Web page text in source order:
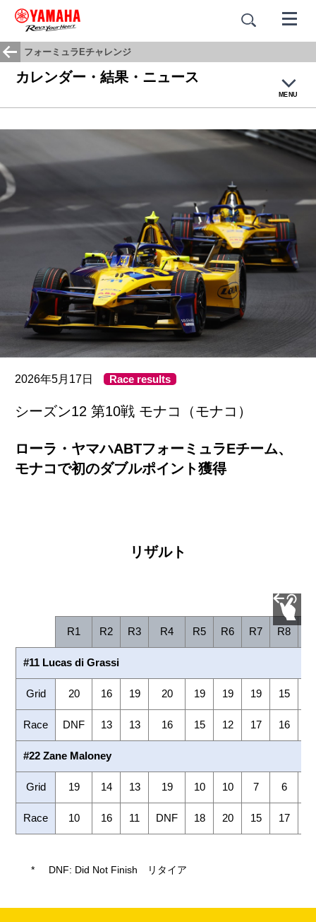
フォーミュラEチャレンジ
カレンダー・結果・ニュース
MENU
フォーミュラEとは
チーム・ドライバー紹介
カレンダー・結果・ニュース
フォトギャラリー
2026年5月17日 Race results
シーズン12 第10戦 モナコ（モナコ）
ローラ・ヤマハABTフォーミュラEチーム、
モナコで初のダブルポイント獲得
リザルト
R1 R2 R3 R4 R5 R6 R7 R8
#11 Lucas di Grassi
Grid 20 16 19 20 19 19 19 15
Race DNF 13 13 16 15 12 17 16
#22 Zane Maloney
Grid 19 14 13 19 10 10 7 6
Race 10 16 11 DNF 18 20 15 17
* DNF: Did Not Finish リタイア